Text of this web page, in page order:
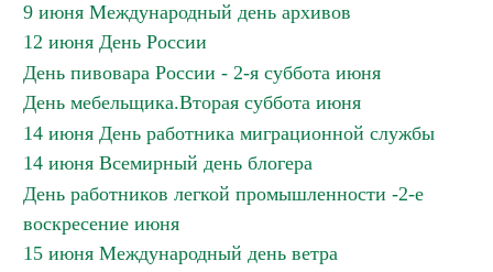
9 июня Международный день архивов
12 июня День России
День пивовара России - 2-я суббота июня
День мебельщика.Вторая суббота июня
14 июня День работника миграционной службы
14 июня Всемирный день блогера
День работников легкой промышленности -2-е
воскресение июня
15 июня Международный день ветра